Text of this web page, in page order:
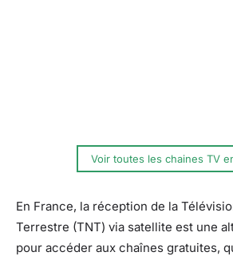
Voir toutes les chaines TV
En France, la réception de la
Terrestre (TNT) via satellite est une
pour accéder aux chaînes gratuites,